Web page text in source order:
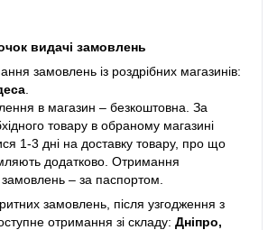
видачі замовлень
замовлень із роздрібних магазинів:
в магазин – безкоштовна. За
товару в обраному магазині
1-3 дні на доставку товару, про що
додатково. Отримання
– за паспортом.
замовлень, після узгодження з
отримання зі складу: Дніпро,